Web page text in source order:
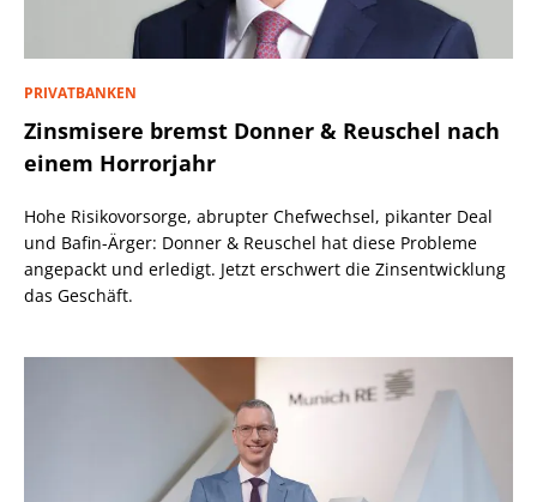
PRIVATBANKEN
Zinsmisere bremst Donner & Reuschel nach
einem Horrorjahr
Hohe Risikovorsorge, abrupter Chefwechsel, pikanter Deal
und Bafin-Ärger: Donner & Reuschel hat diese Probleme
angepackt und erledigt. Jetzt erschwert die Zinsentwicklung
das Geschäft.